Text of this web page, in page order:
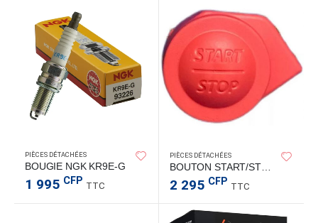
PIÈCES DÉTACHÉES
BOUGIE NGK KR9E-G
1 995 CFP TTC
PIÈCES DÉTACHÉES
BOUTON START/STOP
2 295 CFP TTC